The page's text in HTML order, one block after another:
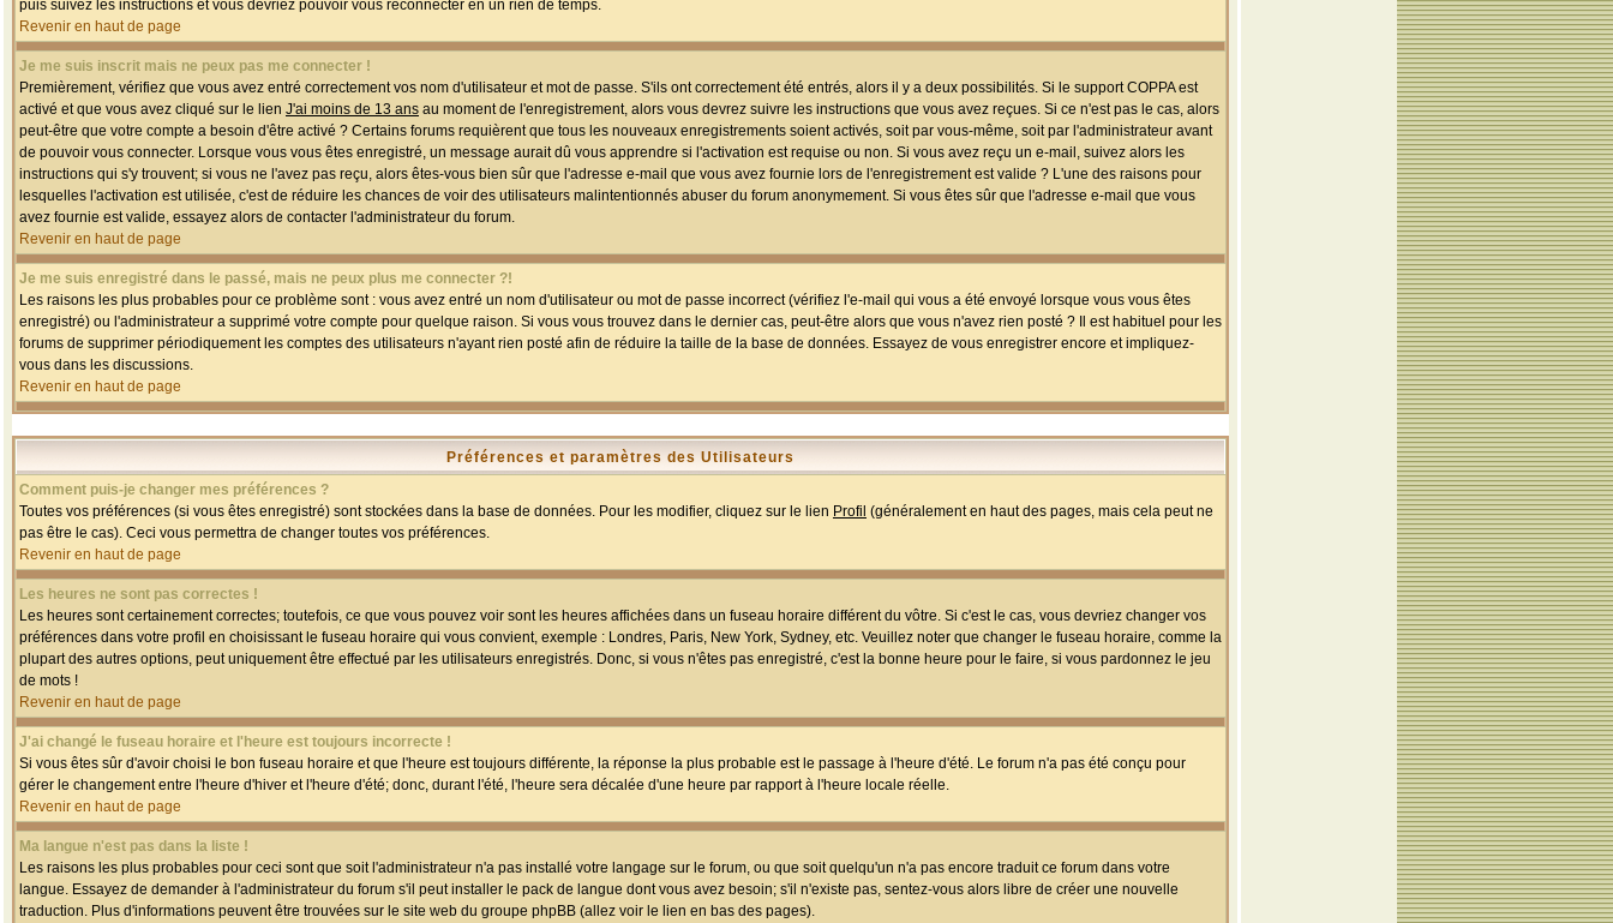
puis suivez les instructions et vous devriez pouvoir vous reconnecter en un rien de temps.
Revenir en haut de page
Je me suis inscrit mais ne peux pas me connecter !
Premièrement, vérifiez que vous avez entré correctement vos nom d'utilisateur et mot de passe. S'ils ont correctement été entrés, alors il y a deux possibilités. Si le support COPPA est
activé et que vous avez cliqué sur le lien J'ai moins de 13 ans au moment de l'enregistrement, alors vous devrez suivre les instructions que vous avez reçues. Si ce n'est pas le cas, alors
peut-être que votre compte a besoin d'être activé ? Certains forums requièrent que tous les nouveaux enregistrements soient activés, soit par vous-même, soit par l'administrateur avant
de pouvoir vous connecter. Lorsque vous vous êtes enregistré, un message aurait dû vous apprendre si l'activation est requise ou non. Si vous avez reçu un e-mail, suivez alors les
instructions qui s'y trouvent; si vous ne l'avez pas reçu, alors êtes-vous bien sûr que l'adresse e-mail que vous avez fournie lors de l'enregistrement est valide ? L'une des raisons pour
lesquelles l'activation est utilisée, c'est de réduire les chances de voir des utilisateurs malintentionnés abuser du forum anonymement. Si vous êtes sûr que l'adresse e-mail que vous
avez fournie est valide, essayez alors de contacter l'administrateur du forum.
Revenir en haut de page
Je me suis enregistré dans le passé, mais ne peux plus me connecter ?!
Les raisons les plus probables pour ce problème sont : vous avez entré un nom d'utilisateur ou mot de passe incorrect (vérifiez l'e-mail qui vous a été envoyé lorsque vous vous êtes
enregistré) ou l'administrateur a supprimé votre compte pour quelque raison. Si vous vous trouvez dans le dernier cas, peut-être alors que vous n'avez rien posté ? Il est habituel pour les
forums de supprimer périodiquement les comptes des utilisateurs n'ayant rien posté afin de réduire la taille de la base de données. Essayez de vous enregistrer encore et impliquez-
vous dans les discussions.
Revenir en haut de page
Préférences et paramètres des Utilisateurs
Comment puis-je changer mes préférences ?
Toutes vos préférences (si vous êtes enregistré) sont stockées dans la base de données. Pour les modifier, cliquez sur le lien Profil (généralement en haut des pages, mais cela peut ne
pas être le cas). Ceci vous permettra de changer toutes vos préférences.
Revenir en haut de page
Les heures ne sont pas correctes !
Les heures sont certainement correctes; toutefois, ce que vous pouvez voir sont les heures affichées dans un fuseau horaire différent du vôtre. Si c'est le cas, vous devriez changer vos
préférences dans votre profil en choisissant le fuseau horaire qui vous convient, exemple : Londres, Paris, New York, Sydney, etc. Veuillez noter que changer le fuseau horaire, comme la
plupart des autres options, peut uniquement être effectué par les utilisateurs enregistrés. Donc, si vous n'êtes pas enregistré, c'est la bonne heure pour le faire, si vous pardonnez le jeu
de mots !
Revenir en haut de page
J'ai changé le fuseau horaire et l'heure est toujours incorrecte !
Si vous êtes sûr d'avoir choisi le bon fuseau horaire et que l'heure est toujours différente, la réponse la plus probable est le passage à l'heure d'été. Le forum n'a pas été conçu pour
gérer le changement entre l'heure d'hiver et l'heure d'été; donc, durant l'été, l'heure sera décalée d'une heure par rapport à l'heure locale réelle.
Revenir en haut de page
Ma langue n'est pas dans la liste !
Les raisons les plus probables pour ceci sont que soit l'administrateur n'a pas installé votre langage sur le forum, ou que soit quelqu'un n'a pas encore traduit ce forum dans votre
langue. Essayez de demander à l'administrateur du forum s'il peut installer le pack de langue dont vous avez besoin; s'il n'existe pas, sentez-vous alors libre de créer une nouvelle
traduction. Plus d'informations peuvent être trouvées sur le site web du groupe phpBB (allez voir le lien en bas des pages).